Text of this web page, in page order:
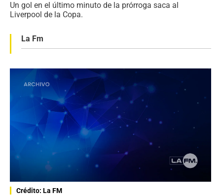
Un gol en el último minuto de la prórroga saca al
Liverpool de la Copa.
La Fm
Crédito: La FM